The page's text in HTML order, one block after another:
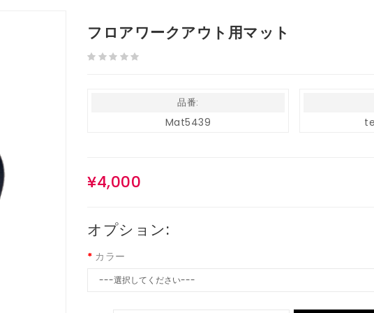
フロアワークアウト用マット
品番:
Mat5439
¥4,000
オプション:
カラー